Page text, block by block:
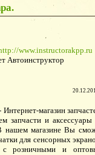
www.instructorakpp.ru
Автоинструктор
Интернет-магазин
запчасти и аксессуары
нашем магазине Вы
для сенсорных
розничными и